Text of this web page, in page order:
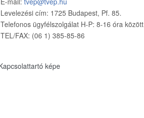
Levelezési cím: 1725 Budapest, Pf. 85.
Telefonos ügyfélszolgálat H-P: 8-16 óra között
TEL/FAX: (06 1) 385-85-86